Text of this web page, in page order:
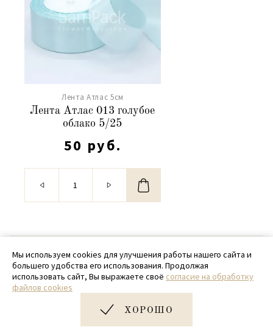
Лента Атлас 5см
Лента Атлас 013 голубое
облако 5/25
50 руб.
© 2020 - 2026 SamPack
+ 7 (918) 699-97-87
zakaz@sampack.store
Дизайн и разработка сайта
Мы используем cookies для улучшения работы нашего сайта и
большего удобства его использования. Продолжая
использовать сайт, Вы выражаете своё согласие на обработку
файлов cookies
ХОРОШО